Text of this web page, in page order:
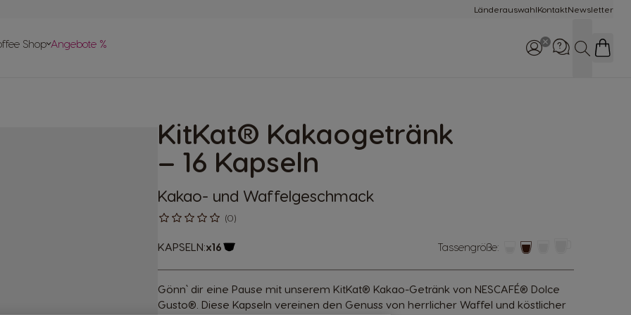
LänderauswahlKontaktNewsletter
Shop Angebote % Suche
KitKat® Kakaogetränk
– 16 Kapseln
Kakao- und Waffelgeschmack
(0)
KAPSELN:x16 Tassengröße:
Gönn` dir eine Pause mit unserem KitKat® Kakao-Getränk von NESCAFÉ® Dolce
Gusto®. Diese Kapseln vereinen den Genuss von herrlicher Waffel und köstlicher